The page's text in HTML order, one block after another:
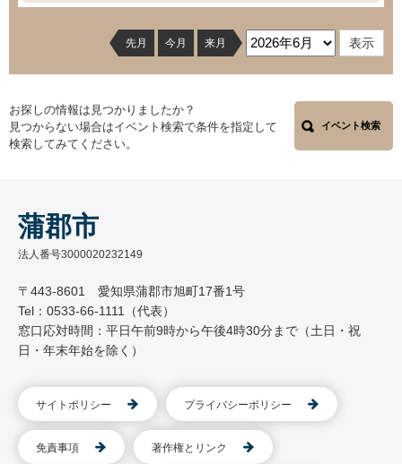
先月 今月 来月
お探しの情報は見つかりましたか？
見つからない場合はイベント検索で条件を指定して
検索してみてください。
イベント検索
蒲郡市
法人番号3000020232149
〒443-8601 愛知県蒲郡市旭町17番1号
Tel：0533-66-1111（代表）
窓口応対時間：平日午前9時から午後4時30分まで（土日・祝
日・年末年始を除く）
サイトポリシー プライバシーポリシー
免責事項 著作権とリンク